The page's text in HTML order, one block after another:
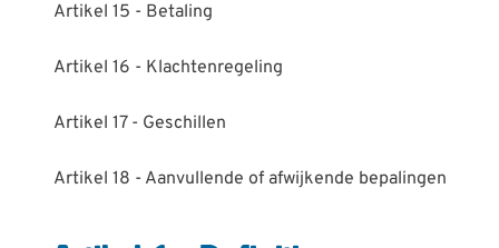
Artikel 15 - Betaling
Artikel 16 - Klachtenregeling
Artikel 17 - Geschillen
Artikel 18 - Aanvullende of afwijkende bepalingen